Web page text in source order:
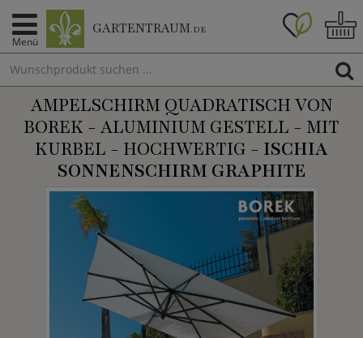
Menü
GARTENTRAUM.DE
AMPELSCHIRM QUADRATISCH VON
BOREK - ALUMINIUM GESTELL - MIT
KURBEL - HOCHWERTIG - ISCHIA
SONNENSCHIRM GRAPHITE